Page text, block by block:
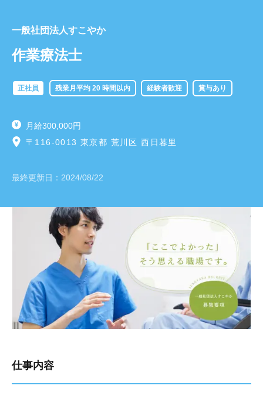
一般社団法人すこやか
作業療法士
正社員 残業月平均 20 時間以内 経験者歓迎 賞与あり
月給300,000円
〒116-0013 東京都 荒川区 西日暮里
最終更新日： 2024/08/22
仕事内容